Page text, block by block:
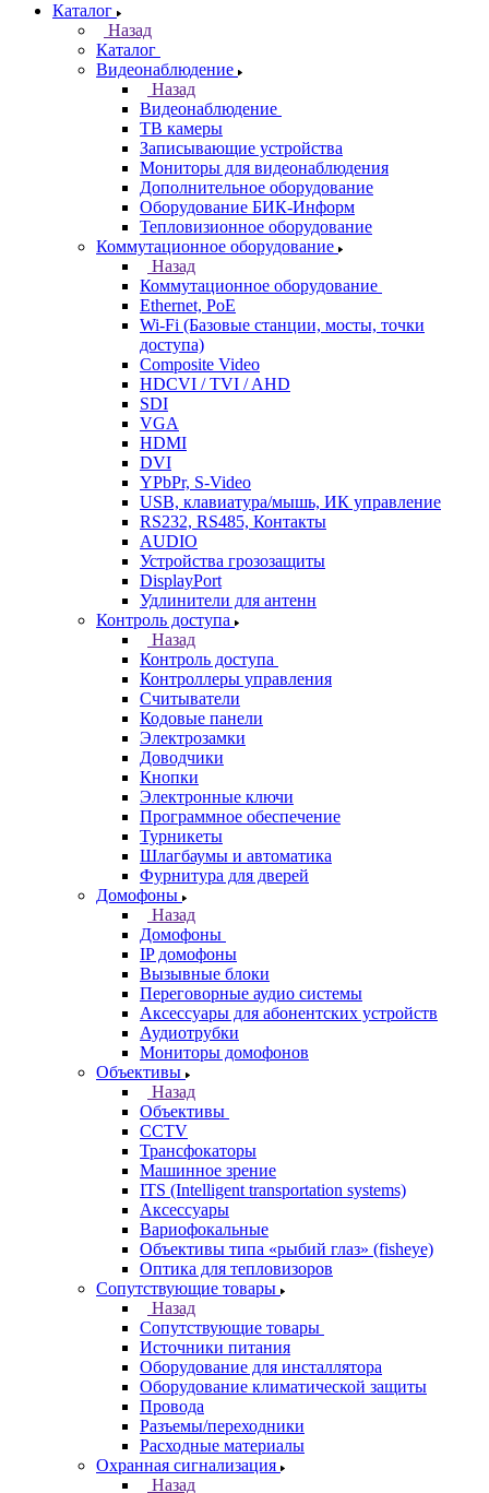
Каталог
Назад
Каталог
Видеонаблюдение
Назад
Видеонаблюдение
ТВ камеры
Записывающие устройства
Мониторы для видеонаблюдения
Дополнительное оборудование
Оборудование БИК-Информ
Тепловизионное оборудование
Коммутационное оборудование
Назад
Коммутационное оборудование
Ethernet, PoE
Wi-Fi (Базовые станции, мосты, точки
доступа)
Composite Video
HDCVI / TVI / AHD
SDI
VGA
HDMI
DVI
YPbPr, S-Video
USB, клавиатура/мышь, ИК управление
RS232, RS485, Контакты
AUDIO
Устройства грозозащиты
DisplayPort
Удлинители для антенн
Контроль доступа
Назад
Контроль доступа
Контроллеры управления
Считыватели
Кодовые панели
Электрозамки
Доводчики
Кнопки
Электронные ключи
Программное обеспечение
Турникеты
Шлагбаумы и автоматика
Фурнитура для дверей
Домофоны
Назад
Домофоны
IP домофоны
Вызывные блоки
Переговорные аудио системы
Аксессуары для абонентских устройств
Аудиотрубки
Мониторы домофонов
Объективы
Назад
Объективы
CCTV
Трансфокаторы
Машинное зрение
ITS (Intelligent transportation systems)
Аксессуары
Вариофокальные
Объективы типа «рыбий глаз» (fisheye)
Оптика для тепловизоров
Сопутствующие товары
Назад
Сопутствующие товары
Источники питания
Оборудование для инсталлятора
Оборудование климатической защиты
Провода
Разъемы/переходники
Расходные материалы
Охранная сигнализация
Назад